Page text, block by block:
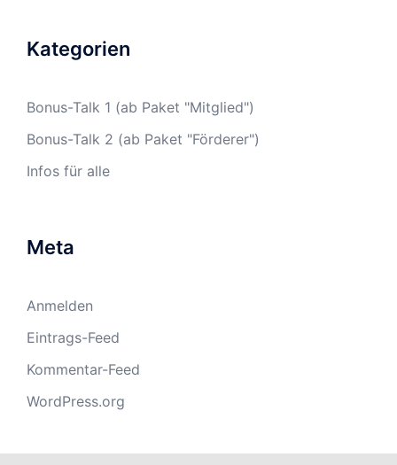
Kategorien
Bonus-Talk 1 (ab Paket "Mitglied")
Bonus-Talk 2 (ab Paket "Förderer")
Infos für alle
Meta
Anmelden
Eintrags-Feed
Kommentar-Feed
WordPress.org